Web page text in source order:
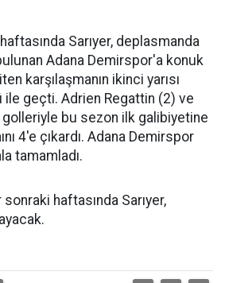
Sarıyer, deplasmanda
Adana Demirspor'a konuk
karşılaşmanın ikinci yarısı
ile geçti. Adrien Regattin (2) ve
bu sezon ilk galibiyetine
4'e çıkardı. Adana Demirspor
tamamladı.
haftasında Sarıyer,